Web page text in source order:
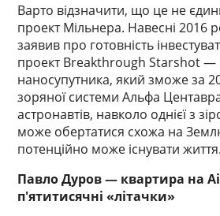
Варто відзначити, що це не
проект Мільнера. Навесні 2016
заявив про готовність
проект Breakthrough Starshot —
наносупутника, який зможе за
зоряної системи Альфа
астронавтів, навколо однієї з
може обертатися схожа на
потенційно може існувати життя.
Павло Дуров — квартира на
п'ятитисячні «літачки»